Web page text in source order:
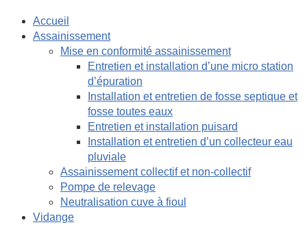
Accueil
Assainissement
Mise en conformité assainissement
Entretien et installation d’une micro station
d’épuration
Installation et entretien de fosse septique et
fosse toutes eaux
Entretien et installation puisard
Installation et entretien d’un collecteur eau
pluviale
Assainissement collectif et non-collectif
Pompe de relevage
Neutralisation cuve à fioul
Vidange